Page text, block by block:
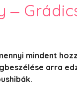
‒
mindent
arra